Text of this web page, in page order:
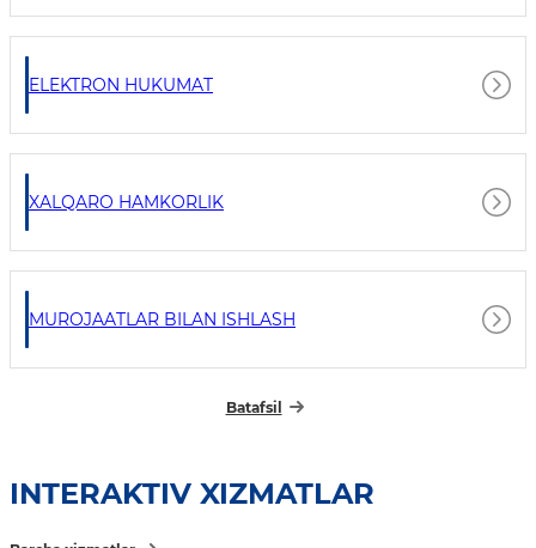
ELEKTRON HUKUMAT
XALQARO HAMKORLIK
MUROJAATLAR BILAN ISHLASH
Batafsil
INTERAKTIV XIZMATLAR